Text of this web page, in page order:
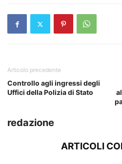
Articolo precedente
Controllo agli ingressi degli
Uffici della Polizia di Stato
redazione
ARTICOLI